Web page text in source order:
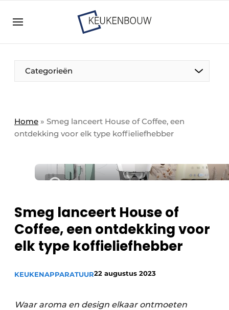
Bedrijven
Bedrijven
Direct contact
Evenement aanmelden
in de keuken-, woon-, en badkamerbranche
Meest gelezen
Podcasts
Privacy / Cookie statement
Vacature aanmelden
Categorieën
Home » Smeg lanceert House of Coffee, een
ontdekking voor elk type koffieliefhebber
Smeg lanceert House of
Coffee, een ontdekking voor
elk type koffieliefhebber
KEUKENAPPARATUUR22 augustus 2023
Waar aroma en design elkaar ontmoeten